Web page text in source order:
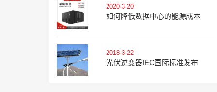
2020-3-20
如何降低数据中心的能源成本
2018-3-22
光伏逆变器IEC国际标准发布